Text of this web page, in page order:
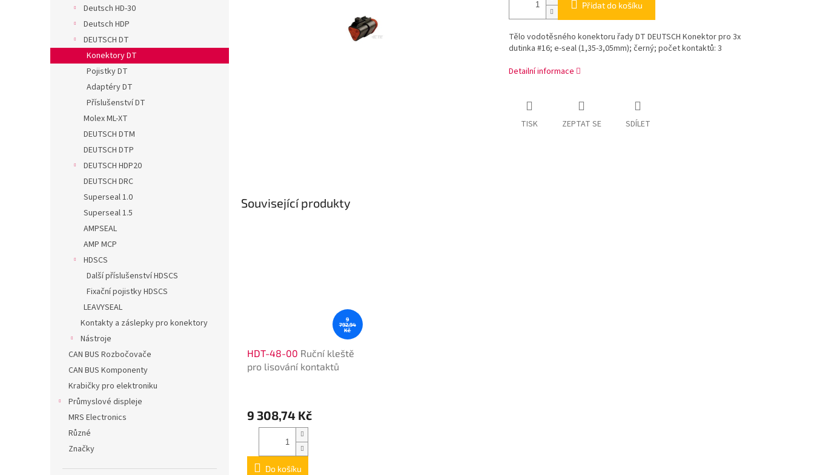
Deutsch HD-30
Deutsch HDP
DEUTSCH DT
Konektory DT
Pojistky DT
Adaptéry DT
Příslušenství DT
Molex ML-XT
DEUTSCH DTM
DEUTSCH DTP
DEUTSCH HDP20
DEUTSCH DRC
Superseal 1.0
Superseal 1.5
AMPSEAL
AMP MCP
HDSCS
Další příslušenství HDSCS
Fixační pojistky HDSCS
LEAVYSEAL
Kontakty a záslepky pro konektory
Nástroje
CAN BUS Rozbočovače
CAN BUS Komponenty
Krabičky pro elektroniku
Průmyslové displeje
MRS Electronics
Různé
Značky
Přidat do košíku
Tělo vodotěsného konektoru řady DT DEUTSCH Konektor pro 3x
dutinka #16; e-seal (1,35-3,05mm); černý; počet kontaktů: 3
Detailní informace
TISK ZEPTAT SE SDÍLET
Související produkty
9
792,94
Kč
HDT-48-00 Ruční kleště
pro lisování kontaktů
9 308,74 Kč
Do košíku